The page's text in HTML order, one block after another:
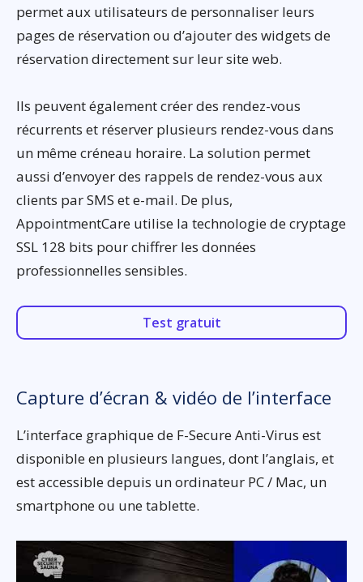
permet aux utilisateurs de personnaliser leurs
pages de réservation ou d’ajouter des widgets de
réservation directement sur leur site web.
Ils peuvent également créer des rendez-vous
récurrents et réserver plusieurs rendez-vous dans
un même créneau horaire. La solution permet
aussi d’envoyer des rappels de rendez-vous aux
clients par SMS et e-mail. De plus,
AppointmentCare utilise la technologie de cryptage
SSL 128 bits pour chiffrer les données
professionnelles sensibles.
Test gratuit
Capture d’écran & vidéo de l’interface
L’interface graphique de F-Secure Anti-Virus est
disponible en plusieurs langues, dont l’anglais, et
est accessible depuis un ordinateur PC / Mac, un
smartphone ou une tablette.